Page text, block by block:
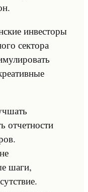
инвесторы
сектора
отчетности
шаги,